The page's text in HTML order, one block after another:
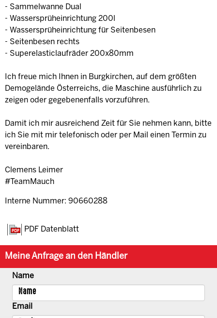
- Sammelwanne Dual
- Wassersprüheinrichtung 200l
- Wassersprüheinrichtung für Seitenbesen
- Seitenbesen rechts
- Superelasticlaufräder 200x80mm
Ich freue mich Ihnen in Burgkirchen, auf dem größten
Demogelände Österreichs, die Maschine ausführlich zu
zeigen oder gegebenenfalls vorzuführen.
Damit ich mir ausreichend Zeit für Sie nehmen kann, bitte
ich Sie mit mir telefonisch oder per Mail einen Termin zu
vereinbaren.
Clemens Leimer
#TeamMauch
Interne Nummer: 90660288
PDF Datenblatt
Meine Anfrage an den Händler
Name
Email